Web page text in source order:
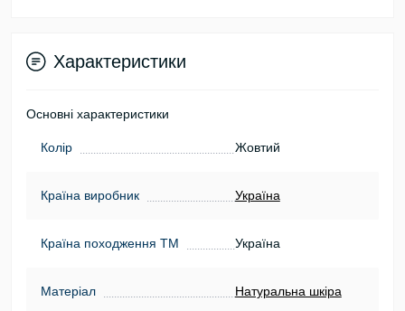
Характеристики
Основні характеристики
Колір Жовтий
Країна виробник Україна
Країна походження ТМ Україна
Матеріал Натуральна шкіра